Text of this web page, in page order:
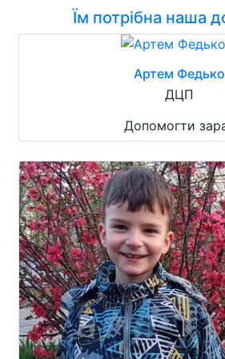
Їм потрібна наша
Артем Федько
ДЦП
Допомогти